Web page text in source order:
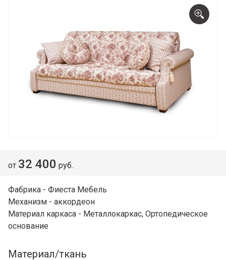
от 32 400 руб.
Фабрика - Фиеста Мебель
Механизм - аккордеон
Материал каркаса - Металлокаркас, Ортопедическое
основание
Материал/ткань